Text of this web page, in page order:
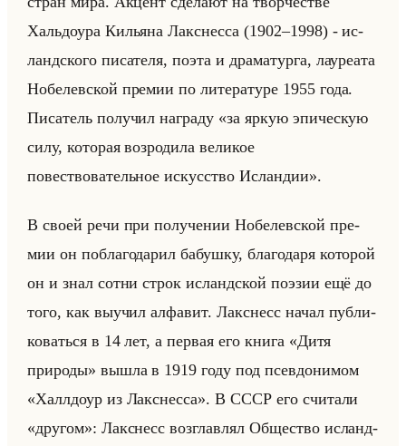
Хальдо­ура Ки­лья­на Лак­снес­са (1902–1998) - ис­
ланд­ско­го пи­са­те­ля, поэта и дра­ма­тур­га, ла­уре­ата
Но­бе­лев­ской пре­мии по ли­те­ра­ту­ре 1955 года.
Пи­са­тель по­лу­чил на­гра­ду «за яркую эпическую
силу, которая возродила великое
повествовательное искусство Исландии».
В своей речи при по­лу­че­нии Но­бе­лев­ской пре­
мии он по­бла­го­да­рил ба­буш­ку, бла­го­да­ря ко­то­рой
он и знал сотни строк ис­ланд­ской по­эзии ещё до
того, как вы­учил ал­фа­вит. Лак­снесс начал пуб­ли­
ко­ваться в 14 лет, а пер­вая его книга «Дитя
природы» вышла в 1919 году под псев­до­ни­мом
«Халлдоур из Лакснесса». В СССР его счи­та­ли
«другом»: Лак­снесс воз­глав­лял Об­ще­ство ис­ланд­